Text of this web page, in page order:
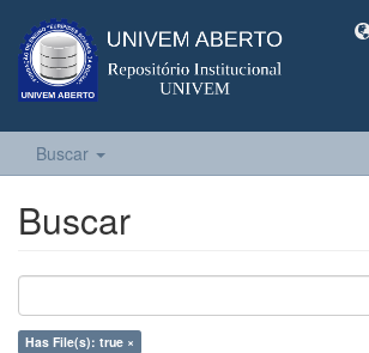
Buscar
Buscar
Has File(s): true ×